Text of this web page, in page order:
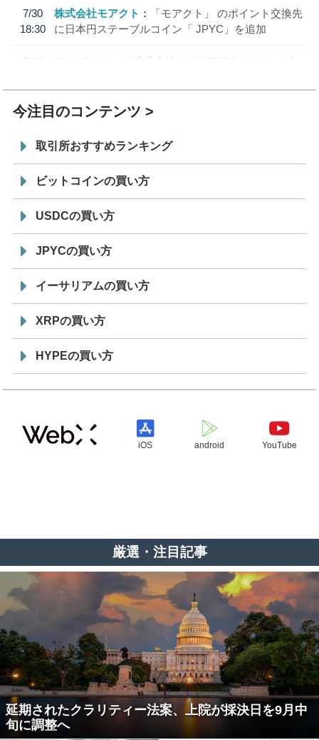
7/30
18:30
株式会社モアクト
「モアクト」 のポイント交換先
に日本円ステーブルコイン「 JPYC」を追加
7/29
SBI VCトレード株式会社
信託型円建てステーブル
今注目のコンテンツ
取引所おすすめランキング
ビットコインの買い方
USDCの買い方
JPYCの買い方
イーサリアムの買い方
XRPの買い方
HYPEの買い方
iOS android YouTube
厳選・注目記事
延期されたクラリティー法案、上院が採決日を9月中
旬に調整へ